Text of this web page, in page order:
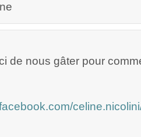
de nous gâter pour